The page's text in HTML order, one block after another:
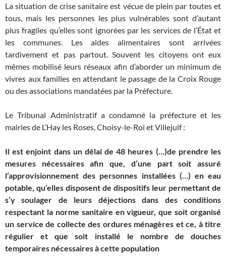
La situation de crise sanitaire est vécue de plein par toutes et
tous, mais les personnes les plus vulnérables sont d’autant
plus fragiles qu’elles sont ignorées par les services de l’État et
les communes. Les aides alimentaires sont arrivées
tardivement et pas partout. Souvent les citoyens ont eux
mêmes mobilisé leurs réseaux afin d’aborder un minimum de
vivres aux familles en attendant le passage de la Croix Rouge
ou des associations mandatées par la Préfecture.
Le Tribunal Administratif a condamné la préfecture et les
mairies de L’Hay les Roses, Choisy-le-Roi et Villejuif :
Il est enjoint dans un délai de 48 heures (…)de prendre les
mesures nécessaires afin que, d’une part soit assuré
l’approvisionnement des personnes installées (…) en eau
potable, qu’elles disposent de dispositifs leur permettant de
s’y soulager de leurs déjections dans des conditions
respectant la norme sanitaire en vigueur, que soit organisé
un service de collecte des ordures ménagères et ce, à titre
régulier et que soit installé le nombre de douches
temporaires nécessaires à cette population